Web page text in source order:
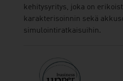
kehitysyritys, joka on
karakterisoinnin sekä
simulointiratkaisuihin.